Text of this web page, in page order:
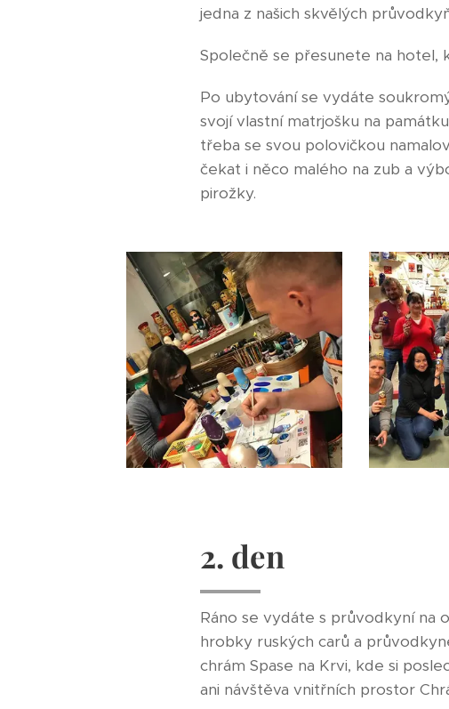
jedna z našich skvělých
Společně se přesunete na hotel,
Po ubytování se vydáte
svojí vlastní matrjošku na
třeba se svou polovičkou
čekat i něco malého na zub a
pirožky.
2. den
Ráno se vydáte s průvodkyní na
hrobky ruských carů a
chrám Spase na Krvi, kde si
ani návštěva vnitřních prostor